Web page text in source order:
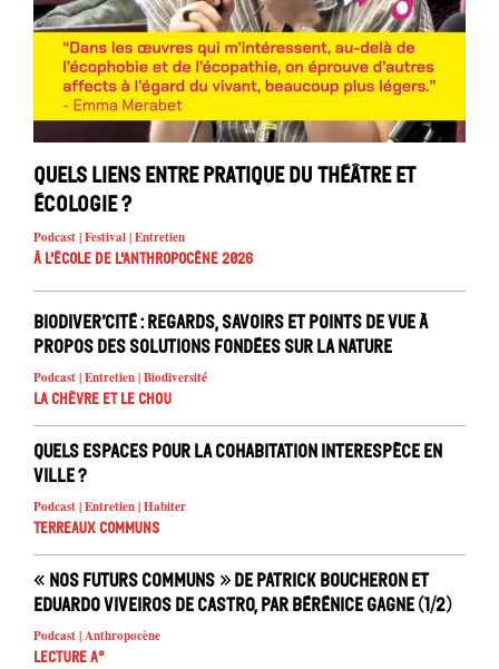
Quels liens entre pratique du théâtre et
écologie ?
Podcast | Festival | Entretien
À l'école de l'Anthropocène 2026
Biodiver’cité : regards, savoirs et points de vue à
propos des solutions fondées sur la nature
Podcast | Entretien | Biodiversité
La chèvre et le chou
Quels espaces pour la cohabitation interespèce en
ville ?
Podcast | Entretien | Habiter
Terreaux Communs
« Nos futurs communs » de Patrick Boucheron et
Eduardo Viveiros de Castro, par Bérénice Gagne (1/2)
Podcast | Anthropocène
Lecture A°